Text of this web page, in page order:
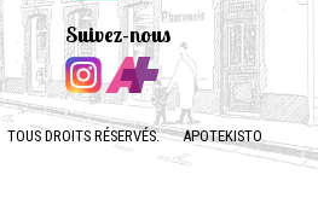
Suivez-nous
TOUS DROITS RÉSERVÉS. APOTEKISTO